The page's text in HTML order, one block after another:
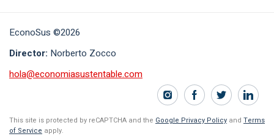
EconoSus ©2026
Director: Norberto Zocco
hola@economiasustentable.com
This site is protected by reCAPTCHA and the Google Privacy Policy and Terms
of Service apply.